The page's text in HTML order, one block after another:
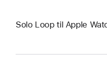
Solo Loop til Apple